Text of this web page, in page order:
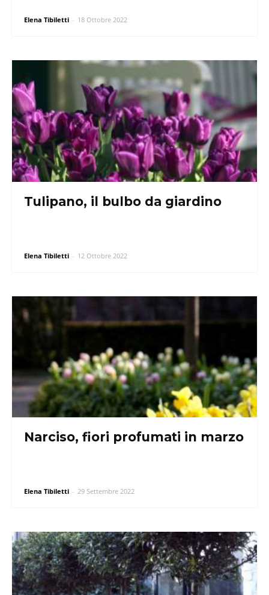
Elena Tibiletti - 18 Ottobre 2022
Tulipano, il bulbo da giardino
Elena Tibiletti - 12 Ottobre 2022
Narciso, fiori profumati in marzo
Elena Tibiletti - 29 Settembre 2022